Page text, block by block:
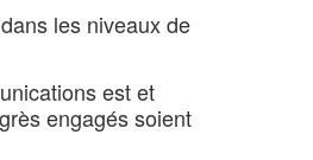
les niveaux de
est et
engagés soient